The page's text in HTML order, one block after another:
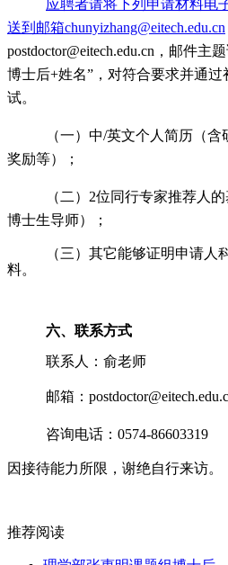
应聘者请将下列申请材料电
送到邮箱chunyizhang@eitech.edu.cn
postdoctor@eitech.edu.cn，邮件主
博士后+姓名”，对符合要求并通
试。
（一）中/英文个人简历（含
奖励等）；
（二） 2位同行专家推荐人
博士生导师）；
（三）其它能够证明申请人
料。
六、联系方式
联系人：俞老师
邮箱：
咨询电话： 0574-86603319
因接待能力所限，谢绝自行来访。
推荐阅读